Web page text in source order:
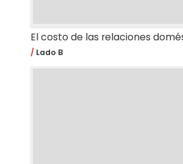
El costo de las relaciones
Lado B